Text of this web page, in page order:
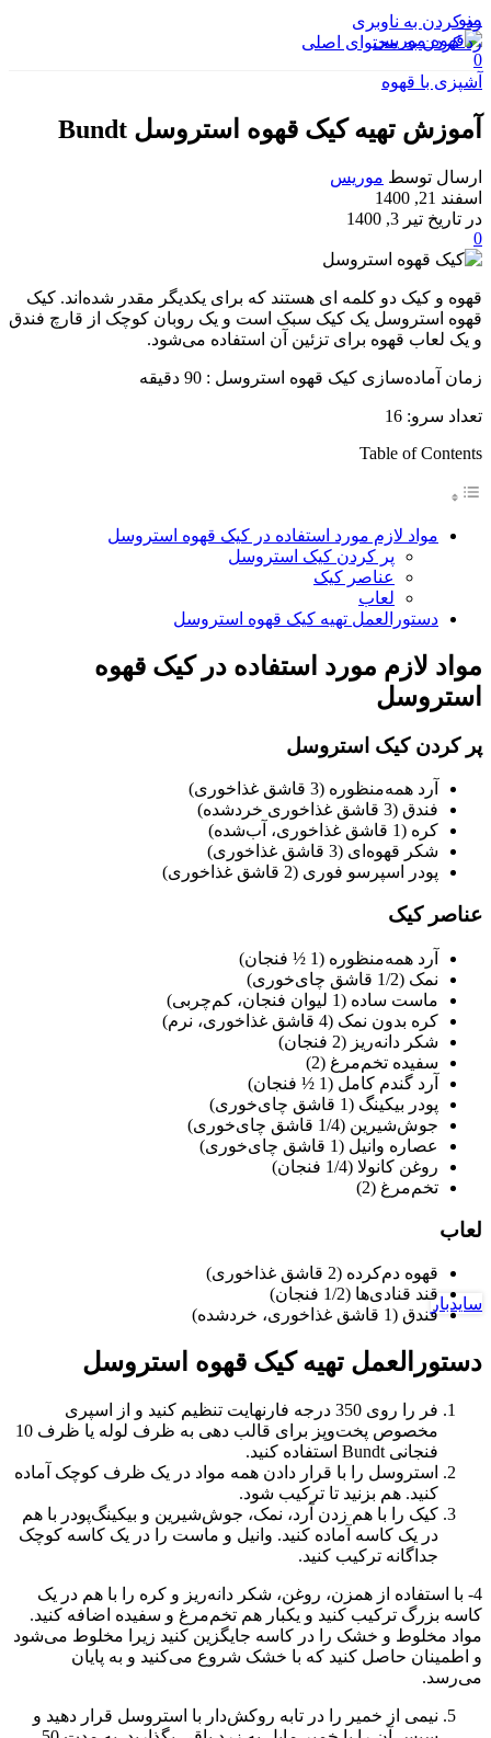
رد کردن به ناوبری
رد کردن به محتوای اصلی
منو
0
آشپزی با قهوه
آموزش تهیه کیک قهوه استروسل Bundt
ارسال توسط موریس
اسفند 21, 1400
در تاریخ تیر 3, 1400
0
قهوه و کیک دو کلمه ای هستند که برای یکدیگر مقدر شده‌اند. کیک
قهوه استروسل یک کیک سبک است و یک روبان کوچک از قارچ فندق
و یک لعاب قهوه برای تزئین آن استفاده می‌شود.
زمان آماده‌سازی کیک قهوه استروسل : 90 دقیقه
تعداد سرو: 16
Table of Contents
مواد لازم مورد استفاده در کیک قهوه استروسل
پر کردن کیک استروسل
عناصر کیک
لعاب
دستورالعمل تهیه کیک قهوه استروسل
مواد لازم مورد استفاده در کیک قهوه
استروسل
پر کردن کیک استروسل
آرد همه‌منظوره (3 قاشق غذاخوری)
فندق (3 قاشق غذاخوری خردشده)
کره (1 قاشق غذاخوری، آب‌شده)
شکر قهوه‌ای (3 قاشق غذاخوری)
پودر اسپرسو فوری (2 قاشق غذاخوری)
عناصر کیک
آرد همه‌منظوره (1 ½ فنجان)
نمک (1/2 قاشق چای‌خوری)
ماست ساده (1 لیوان فنجان، کم‌چربی)
کره بدون نمک (4 قاشق غذاخوری، نرم)
شکر دانه‌ریز (2 فنجان)
سفیده تخم‌مرغ (2)
آرد گندم کامل (1 ½ فنجان)
پودر بیکینگ (1 قاشق چای‌خوری)
جوش‌شیرین (1/4 قاشق چای‌خوری)
عصاره وانیل (1 قاشق چای‌خوری)
روغن کانولا (1/4 فنجان)
تخم‌مرغ (2)
لعاب
قهوه دم‌کرده (2 قاشق غذاخوری)
قند قنادی‌ها (1/2 فنجان)
فندق (1 قاشق غذاخوری، خردشده)
دستورالعمل تهیه کیک قهوه استروسل
فر را روی 350 درجه فارنهایت تنظیم کنید و از اسپری
مخصوص پخت‌وپز برای قالب دهی به ظرف لوله یا ظرف 10
فنجانی Bundt استفاده کنید.
استروسل را با قرار دادن همه مواد در یک ظرف کوچک آماده
کنید. هم بزنید تا ترکیب شود.
کیک را با هم زدن آرد، نمک، جوش‌شیرین و بیکینگ‌پودر با هم
در یک کاسه آماده کنید. وانیل و ماست را در یک کاسه کوچک
جداگانه ترکیب کنید.
4- با استفاده از همزن، روغن، شکر دانه‌ریز و کره را با هم در یک
کاسه بزرگ ترکیب کنید و یکبار هم تخم‌مرغ و سفیده اضافه کنید.
مواد مخلوط و خشک را در کاسه جایگزین کنید زیرا مخلوط می‌شود
و اطمینان حاصل کنید که با خشک شروع می‌کنید و به پایان
می‌رسد.
نیمی از خمیر را در تابه روکش‌دار با استروسل قرار دهید و
سایدبار